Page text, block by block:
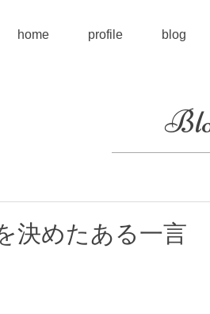
home profile blog
決めたある一言